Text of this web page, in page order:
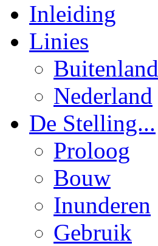
Inleiding
Linies
Buitenland
Nederland
De Stelling...
Proloog
Bouw
Inunderen
Gebruik